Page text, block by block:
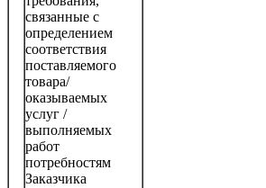
связанные с
определением
соответствия
поставляемого
товара/
оказываемых
услуг /
выполняемых
работ
потребностям
Заказчика